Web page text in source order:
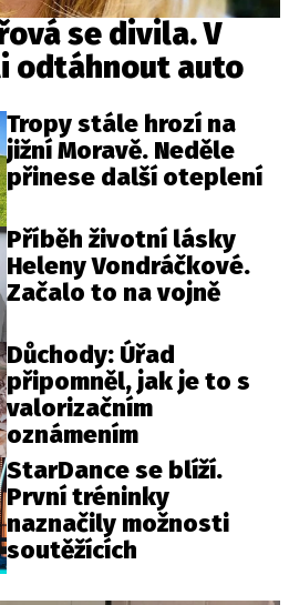
se divila. V
odtáhnout auto
Tropy stále hrozí na
jižní Moravě. Neděle
přinese další oteplení
Příběh životní lásky
Heleny Vondráčkové.
Začalo to na vojně
Důchody: Úřad
připomněl, jak je to s
valorizačním
oznámením
StarDance se blíží.
První tréninky
naznačily možnosti
soutěžících